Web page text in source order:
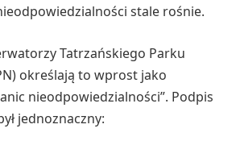
stale rośnie.
Tatrzańskiego Parku
określają to wprost jako
nieodpowiedzialności”. Podpis
jednoznaczny: